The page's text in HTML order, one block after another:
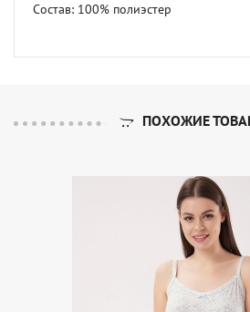
Состав: 100% полиэстер
ПОХОЖИЕ